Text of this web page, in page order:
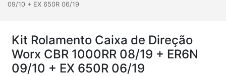
09/10 + EX 650R 06/19
Kit Rolamento Caixa de Direção
Worx CBR 1000RR 08/19 + ER6N
09/10 + EX 650R 06/19